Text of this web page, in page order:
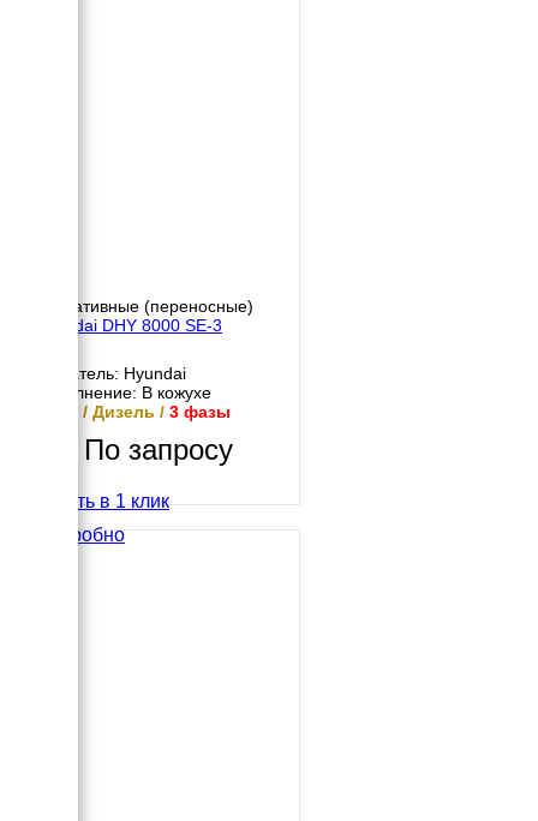
Портативные (переносные)
Hyundai DHY 8000 SE-3
Двигатель: Hyundai
Исполнение: В кожухе
5 кВт / Дизель / 3 фазы
По запросу
Купить в 1 клик
Подробно